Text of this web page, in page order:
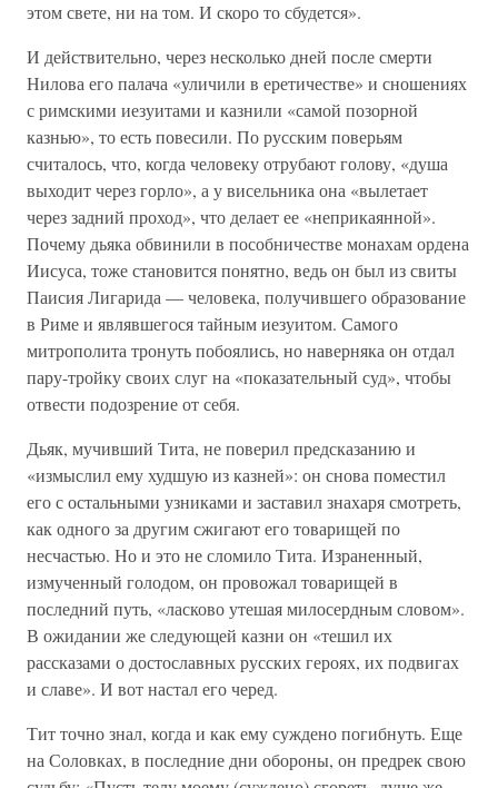
этом свете, ни на том. И скоро то сбудется».
И действительно, через несколько дней после смерти
Нилова его палача «уличили в еретичестве» и сношениях
с римскими иезуитами и казнили «самой позорной
казнью», то есть повесили. По русским поверьям
считалось, что, когда человеку отрубают голову, «душа
выходит через горло», а у висельника она «вылетает
через задний проход», что делает ее «неприкаянной».
Почему дьяка обвинили в пособничестве монахам ордена
Иисуса, тоже становится понятно, ведь он был из свиты
Паисия Лигарида — человека, получившего образование
в Риме и являвшегося тайным иезуитом. Самого
митрополита тронуть побоялись, но наверняка он отдал
пару-тройку своих слуг на «показательный суд», чтобы
отвести подозрение от себя.
Дьяк, мучивший Тита, не поверил предсказанию и
«измыслил ему худшую из казней»: он снова поместил
его с остальными узниками и заставил знахаря смотреть,
как одного за другим сжигают его товарищей по
несчастью. Но и это не сломило Тита. Израненный,
измученный голодом, он провожал товарищей в
последний путь, «ласково утешая милосердным словом».
В ожидании же следующей казни он «тешил их
рассказами о достославных русских героях, их подвигах
и славе». И вот настал его черед.
Тит точно знал, когда и как ему суждено погибнуть. Еще
на Соловках, в последние дни обороны, он предрек свою